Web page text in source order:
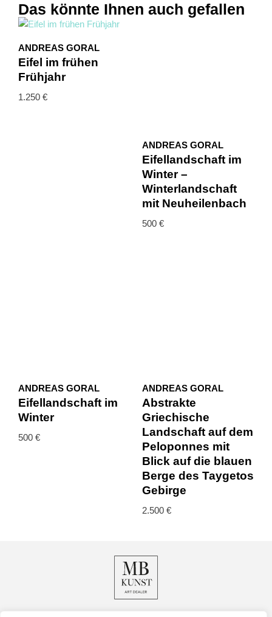
Das könnte Ihnen auch gefallen
ANDREAS GORAL
Eifel im frühen
Frühjahr
1.250 €
ANDREAS GORAL
Eifellandschaft im
Winter –
Winterlandschaft
mit Neuheilenbach
500 €
ANDREAS GORAL
Eifellandschaft im
Winter
500 €
ANDREAS GORAL
Abstrakte
Griechische
Landschaft auf dem
Peloponnes mit
Blick auf die blauen
Berge des Taygetos
Gebirge
2.500 €